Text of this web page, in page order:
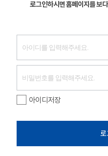
로그인하시면 홈페이지를 보
아이디저장
로